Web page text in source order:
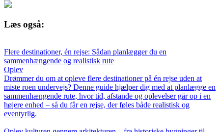
Læs også:
Flere destinationer, én rejse: Sådan planlægger du en
sammenhængende og realistisk rute
Oplev
Drømmer du om at opleve flere destinationer på én rejse uden at
miste roen undervejs? Denne guide hjælper dig med at planlægge en
sammenhængende rute, hvor tid, afstande og oplevelser går op i en
højere enhed – så du får en rejse, der føles både realistisk og
eventyrlig.